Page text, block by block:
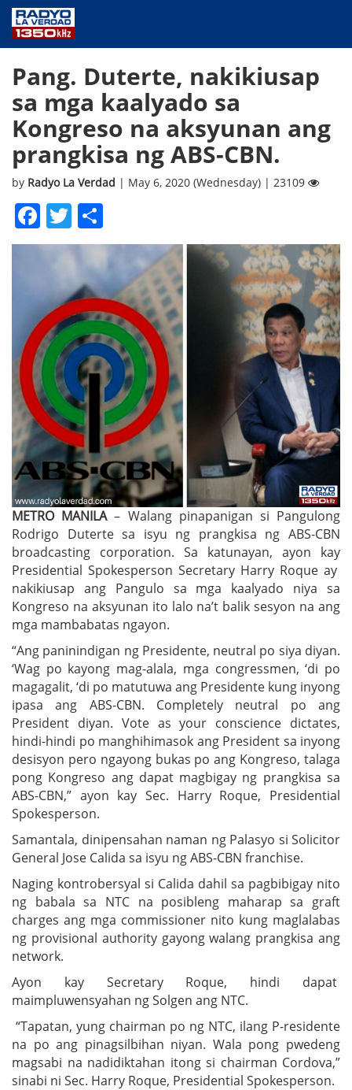
PUBLIC SERVICE
ANNOUNCEMENTS
PROGRAMS
ABOUT
CONTACT US
Pang. Duterte, nakikiusap
sa mga kaalyado sa
Kongreso na aksyunan ang
prangkisa ng ABS-CBN.
by Radyo La Verdad | May 6, 2020 (Wednesday) | 23109
Facebook
Twitter
METRO MANILA– Walang pinapanigan si Pangulong
Rodrigo Duterte sa isyu ng prangkisa ng ABS-CBN
broadcasting corporation. Sa katunayan, ayon kay
Presidential Spokesperson Secretary Harry Roque ay
nakikiusap ang Pangulo sa mga kaalyado niya sa
Kongreso na aksyunan ito lalo na’t balik sesyon na ang
mga mambabatas ngayon.
“Ang paninindigan ng Presidente, neutral po siya diyan.
‘Wag po kayong mag-alala, mga congressmen, ‘di po
magagalit, ‘di po matutuwa ang Presidente kung inyong
ipasa ang ABS-CBN. Completely neutral po ang
President diyan. Vote as your conscience dictates,
hindi-hindi po manghihimasok ang President sa inyong
desisyon pero ngayong bukas po ang Kongreso, talaga
pong Kongreso ang dapat magbigay ng prangkisa sa
ABS-CBN,” ayon kay Sec. Harry Roque, Presidential
Spokesperson.
Samantala, dinipensahan naman ng Palasyo si Solicitor
General Jose Calida sa isyu ng ABS-CBN franchise.
Naging kontrobersyal si Calida dahil sa pagbibigay nito
ng babala sa NTC na posibleng maharap sa graft
charges ang mga commissioner nito kung maglalabas
ng provisional authority gayong walang prangkisa ang
network.
Ayon kay Secretary Roque, hindi dapat
maimpluwensyahan ng Solgen ang NTC.
“Tapatan, yung chairman po ng NTC, ilang P-residente
na po ang pinagsilbihan niyan. Wala pong pwedeng
magsabi na nadidiktahan itong si chairman Cordova,”
sinabi ni Sec. Harry Roque, Presidential Spokesperson.